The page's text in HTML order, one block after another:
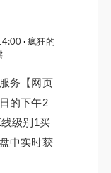
疯狂的
务【网页
的下午2
级别1买
中实时获